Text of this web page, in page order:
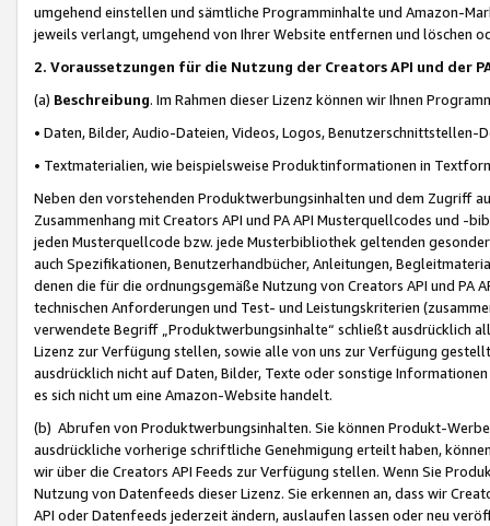
umgehend einstellen und sämtliche Programminhalte und Amazon-
jeweils verlangt, umgehend von Ihrer Website entfernen und löschen
2. Voraussetzungen für die Nutzung der Creators API und der
(a) Beschreibung. Im Rahmen dieser Lizenz können wir Ihnen
• Daten, Bilder, Audio-Dateien, Videos, Logos, Benutzerschnittstellen-
• Textmaterialien, wie beispielsweise Produktinformationen in
Neben den vorstehenden Produktwerbungsinhalten und dem Zugriff
Zusammenhang mit Creators API und PA API Musterquellcodes und
jeden Musterquellcode bzw. jede Musterbibliothek geltenden
auch Spezifikationen, Benutzerhandbücher, Anleitungen,
denen die für die ordnungsgemäße Nutzung von Creators API und PA
technischen Anforderungen und Test- und Leistungskriterien
verwendete Begriff „Produktwerbungsinhalte“ schließt ausdrücklich
Lizenz zur Verfügung stellen, sowie alle von uns zur Verfügung
ausdrücklich nicht auf Daten, Bilder, Texte oder sonstige
es sich nicht um eine Amazon-Website handelt.
(b) Abrufen von Produktwerbungsinhalten. Sie können Produkt-
ausdrückliche vorherige schriftliche Genehmigung erteilt haben,
wir über die Creators API Feeds zur Verfügung stellen. Wenn Sie
Nutzung von Datenfeeds dieser Lizenz. Sie erkennen an, dass wir
API oder Datenfeeds jederzeit ändern, auslaufen lassen oder neu